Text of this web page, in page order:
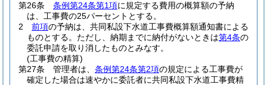
第26条
条例第24条第1項に規定する費用の概算額の予納
は、工事費の25パーセントとする。
2
前項の予納は、共同私設下水道工事費概算額通知書による
ものとする。 ただし、納期までに納付がないときは第4条の
委託申請を取り消したものとみなす。
(工事費の精算)
第27条
管理者は、 条例第24条第2項の規定による工事費が
確定した場合は速やかに委託者に共同私設下水道工事費精